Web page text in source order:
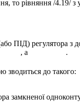
то рівняння /4.19/
ПІД) регулятора
, а .
зводиться до такого:
замкненої